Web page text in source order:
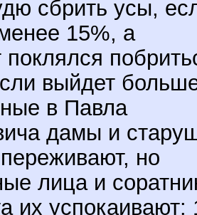
сбрить усы,
15%, а
поклялся
выйдет
в Павла
дамы и
но
лица и
их успокаивают: